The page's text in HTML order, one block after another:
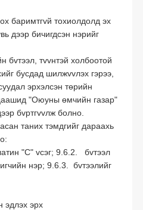
баримтгvй тохиолдолд эх
дээр бичигдсэн нэрийг
бvтээл, тvvнтэй холбоотой
бусдад шилжvvлэх гэрээ,
эрхэлсэн төрийн
"Оюуны өмчийн газар"
бvртгvvлж болно.
таних тэмдгийг дараахь
"С" vсэг; 9.6.2. бvтээл
нэр; 9.6.3. бvтээлийг
эдлэх эрх